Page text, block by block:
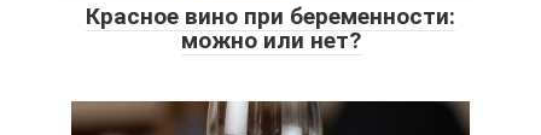
Красное вино при беременности:
можно или нет?